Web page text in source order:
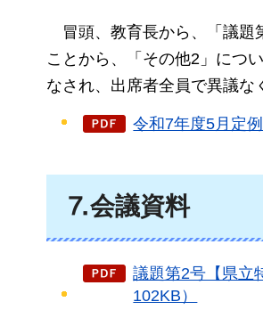
冒頭、 教育長から、「議題
ことから、「その他2」につ
なされ、出席者全員で異議な
令和7年度5月定
⒎会議資料
議題第2号【県立
102KB）